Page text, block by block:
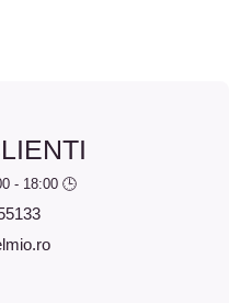
- 18:00 🕒